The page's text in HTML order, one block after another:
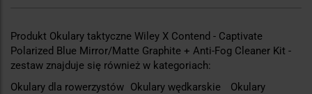
Produkt Okulary taktyczne Wiley X Contend - Captivate
Polarized Blue Mirror/Matte Graphite + Anti-Fog Cleaner Kit -
zestaw znajduje się również w kategoriach:
Okulary dla rowerzystów Okulary wędkarskie
Okulary